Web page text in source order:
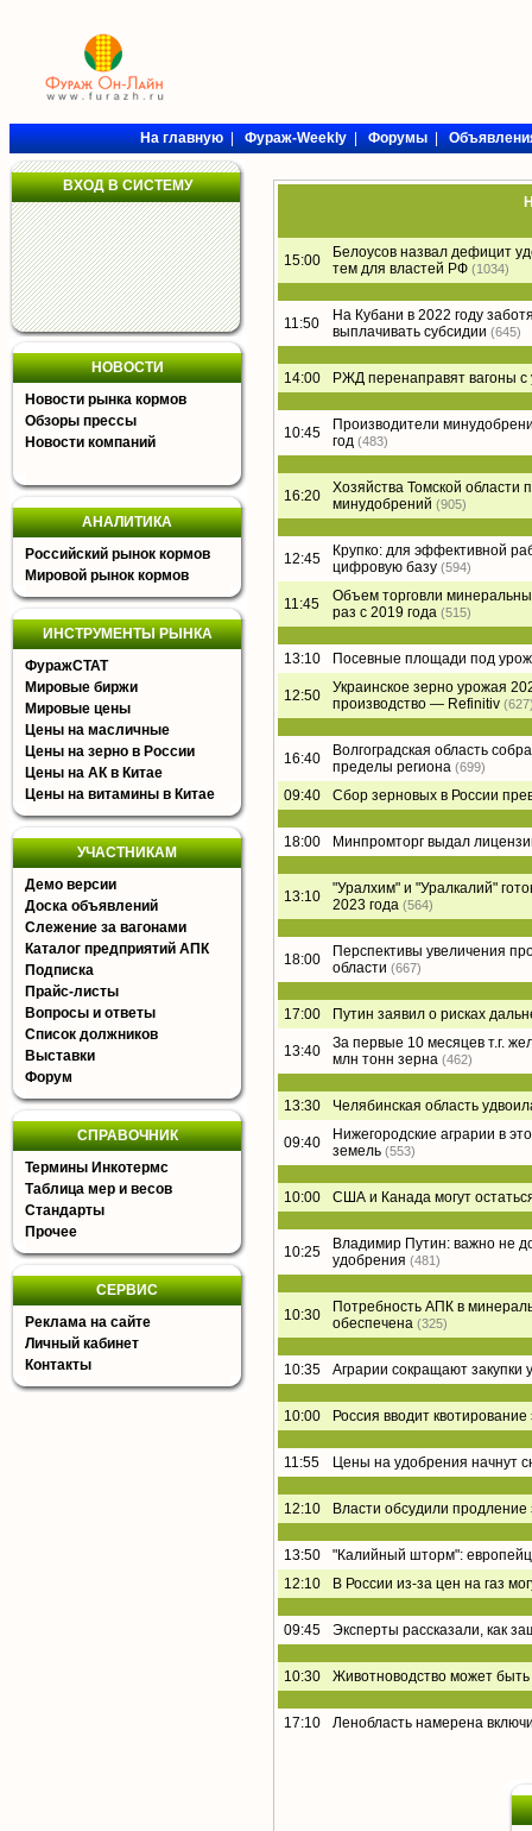
На главную|Фураж-Weekly|Форумы|
ВХОД В СИСТЕМУ
НОВОСТИ
Новости рынка кормов
Обзоры прессы
Новости компаний
АНАЛИТИКА
Российский рынок кормов
Мировой рынок кормов
ИНСТРУМЕНТЫ РЫНКА
ФуражСТАТ
Мировые биржи
Мировые цены
Цены на масличные
Цены на зерно в России
Цены на АК в Китае
Цены на витамины в Китае
УЧАСТНИКАМ
Демо версии
Доска объявлений
Слежение за вагонами
Каталог предприятий АПК
Подписка
Прайс-листы
Вопросы и ответы
Список должников
Выставки
Форум
СПРАВОЧНИК
Термины Инкотермс
Таблица мер и весов
Стандарты
Прочее
СЕРВИС
Реклама на сайте
Личный кабинет
Контакты
15:00
Белоусов назвал дефицит
тем для властей РФ (1034)
11:50
На Кубани в 2022 году
выплачивать субсидии (645)
14:00 РЖД перенаправят вагоны с
10:45
Производители
год (483)
16:20
Хозяйства Томской области
минудобрений (905)
12:45
Крупко: для эффективной
цифровую базу (594)
11:45
Объем торговли
раз с 2019 года (515)
13:10 Посевные площади под
12:50
Украинское зерно урожая
производство — Refinitiv
16:40
Волгоградская область
пределы региона (699)
09:40 Сбор зерновых в России
18:00 Минпромторг выдал
13:10
"Уралхим" и "Уралкалий"
2023 года (564)
18:00
Перспективы увеличения
области (667)
17:00 Путин заявил о рисках
13:40
За первые 10 месяцев т.г.
млн тонн зерна (462)
13:30 Челябинская область
09:40
Нижегородские аграрии в
земель (553)
10:00 США и Канада могут
10:25
Владимир Путин: важно не
удобрения (481)
10:30
Потребность АПК в
обеспечена (325)
10:35 Аграрии сокращают закупки
10:00 Россия вводит
11:55 Цены на удобрения начнут
12:10 Власти обсудили
13:50
"Калийный шторм":
12:10
В России из-за цен на газ
09:45 Эксперты рассказали, как
10:30 Животноводство может
17:10 Ленобласть намерена